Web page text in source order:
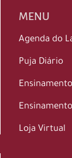
MENU
Agenda do
Puja Diário
Loja Virtual